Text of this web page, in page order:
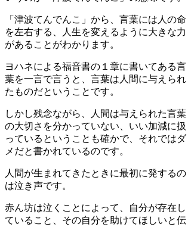
「津波てんでんこ」から、言葉には人の命
を左右する、人生を変えるように大きな力
があることがわかります。
ヨハネによる福音書の１章に書いてある言
葉を一言で言うと、言葉は人間に与えられ
たものだということです。
しかし残念ながら、人間は与えられた言葉
の大切さを分かっていない、いい加減に扱
っているということも確かで、それではダ
メだと書かれているのです。
人間が生まれてきたときに最初に発するの
は泣き声です。
赤ん坊は泣くことによって、自分が存在し
ていること、その自分を助けてほしいと伝